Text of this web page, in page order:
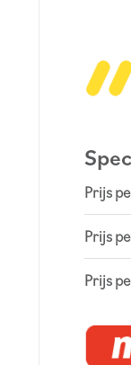
Prijs
Prijs
Prijs